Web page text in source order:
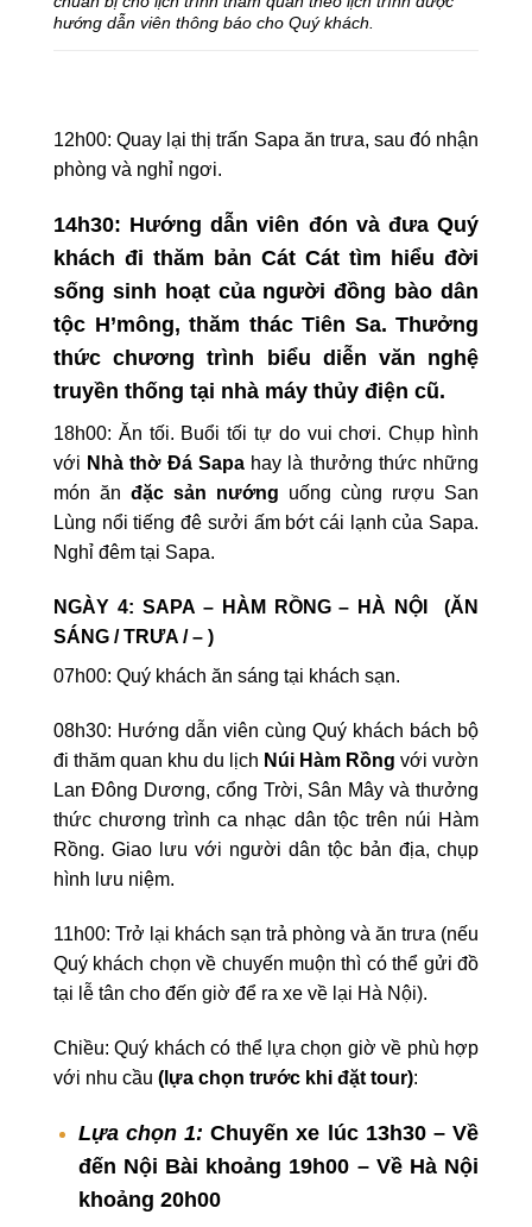
hướng dẫn viên thông báo cho Quý khách.
12h00: Quay lại thị trấn Sapa ăn trưa, sau đó nhận
phòng và nghỉ ngơi.
14h30: Hướng dẫn viên đón và đưa Quý
khách đi thăm bản Cát Cát tìm hiểu đời
sống sinh hoạt của người đồng bào dân
tộc H’mông, thăm thác Tiên Sa. Thưởng
thức chương trình biểu diễn văn nghệ
truyền thống tại nhà máy thủy điện cũ.
18h00: Ăn tối. Buổi tối tự do vui chơi. Chụp hình
với Nhà thờ Đá Sapahay là thưởng thức những
món ăn đặc sản nướng uống cùng rượu San
Lùng nổi tiếng đê sưởi ấm bớt cái lạnh của Sapa.
Nghỉ đêm tại Sapa.
NGÀY 4: SAPA – HÀM RỒNG – HÀ NỘI (ĂN
SÁNG / TRƯA / – )
07h00: Quý khách ăn sáng tại khách sạn.
08h30: Hướng dẫn viên cùng Quý khách bách bộ
đi thăm quan khu du lịch Núi Hàm Rồng với vườn
Lan Đông Dương, cổng Trời, Sân Mây và thưởng
thức chương trình ca nhạc dân tộc trên núi Hàm
Rồng. Giao lưu với người dân tộc bản địa, chụp
hình lưu niệm.
11h00: Trở lại khách sạn trả phòng và ăn trưa (nếu
Quý khách chọn về chuyến muộn thì có thể gửi đồ
tại lễ tân cho đến giờ để ra xe về lại Hà Nội).
Chiều: Quý khách có thể lựa chọn giờ về phù hợp
với nhu cầu (lựa chọn trước khi đặt tour):
Lựa chọn 1: Chuyến xe lúc 13h30 – Về
đến Nội Bài khoảng 19h00 – Về Hà Nội
khoảng 20h00